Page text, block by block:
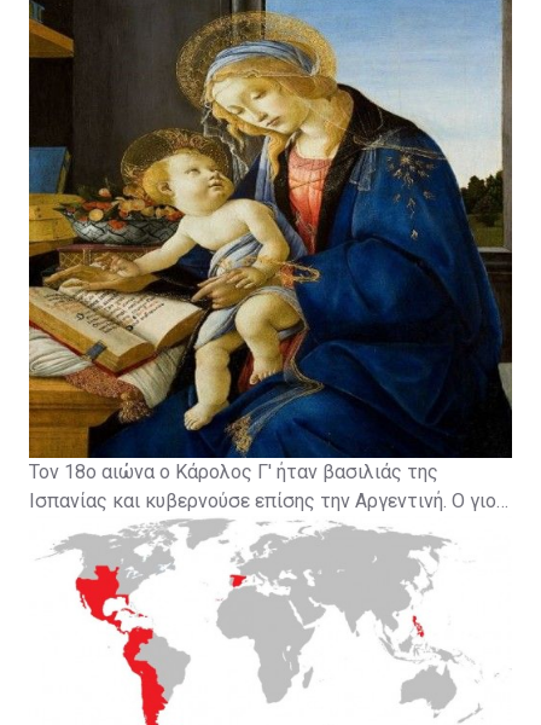
λατινικά σημαίνει «από πάνω από τη θάλασσα».Το
Ultramarine ήταν μια βαθιά και λαμπερή απόχρωση του
μπλε, πολύτιμη για την ομορφιά και τη σπανιότητά
Τον 18ο αιώνα ο Κάρολος Γ' ήταν βασιλιάς της
Ισπανίας και κυβερνούσε επίσης την Αργεντινή. Ο γιος
και ο κληρονόμος του, που ονομαζόταν επίσης
Κάρολος, ήταν παντρεμένος εδώ και πέντε χρόνια
χωρίς να αποκτήσει κανένα δικό του παιδί...